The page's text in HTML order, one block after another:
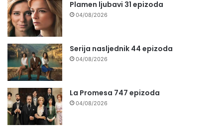
Plamen ljubavi 31 epizoda
04/08/2026
Serija nasljednik 44 epizoda
04/08/2026
La Promesa 747 epizoda
04/08/2026